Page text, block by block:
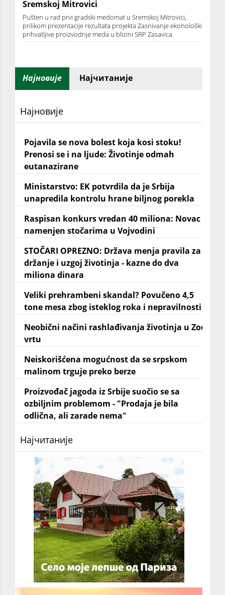
Sremskoj Mitrovici
Pušten u rad prvi gradski medomat u Sremskoj Mitrovici,
prilikom prezentacije rezultata projekta Zasnivanje ekonološki
prihvatljive proizvodnje meda u blizini SRP Zasavica
Најновије Најчитаније
Најновије
Pojavila se nova bolest koja kosi stoku!
Prenosi se i na ljude: Životinje odmah
eutanazirane
Ministarstvo: EK potvrdila da je Srbija
unapredila kontrolu hrane biljnog porekla
Raspisan konkurs vredan 40 miliona: Novac
namenjen stočarima u Vojvodini
STOČARI OPREZNO: Država menja pravila za
držanje i uzgoj životinja - kazne do dva
miliona dinara
Veliki prehrambeni skandal? Povučeno 4,5
tone mesa zbog isteklog roka i nepravilnosti
Neobični načini rashlađivanja životinja u Zoo
vrtu
Neiskorišćena mogućnost da se srpskom
malinom trguje preko berze
Proizvođač jagoda iz Srbije suočio se sa
ozbiljnim problemom - "Prodaja je bila
odlična, ali zarade nema"
Најчитаније